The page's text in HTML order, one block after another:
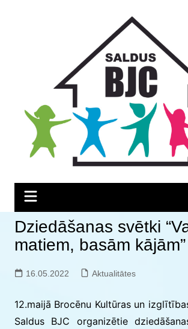
Dziedāšanas svētki
matiem, basām kājām”
16.05.2022 Aktualitātes
12.maijā Brocēnu Kultūras un
Saldus BJC organizētie